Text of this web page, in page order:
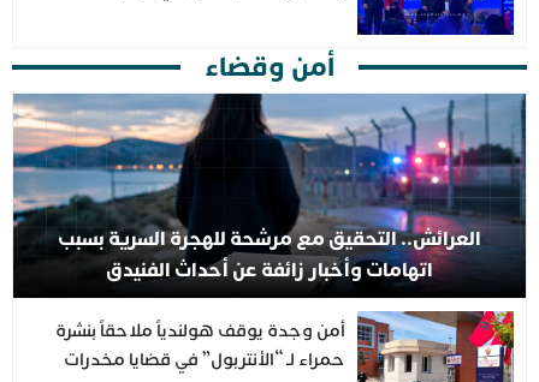
أمن وقضاء
العرائش.. التحقيق مع مرشحة للهجرة السرية بسبب
اتهامات وأخبار زائفة عن أحداث الفنيدق
أمن وجدة يوقف هولندياً ملاحقاً بنشرة
حمراء لـ “الأنتربول” في قضايا مخدرات